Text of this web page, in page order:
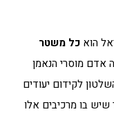
הוא כל משטר
אדם מוסרי הנאמן
לקידום יעודים
שיש בו מרכיבים אלו